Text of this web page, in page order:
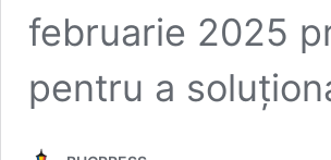
februarie 2025
pentru a